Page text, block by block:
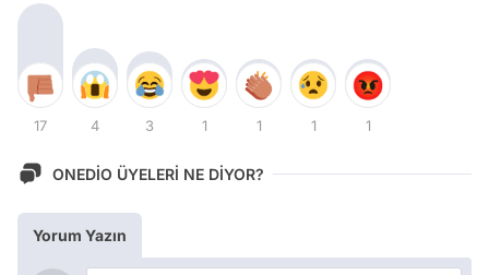
17 4 3 1 1 1 1
ONEDİO ÜYELERİ NE DİYOR?
Yorum Yazın